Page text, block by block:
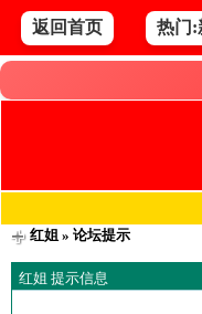
返回首页 热门:
红姐» 论坛提示
红姐 提示信息